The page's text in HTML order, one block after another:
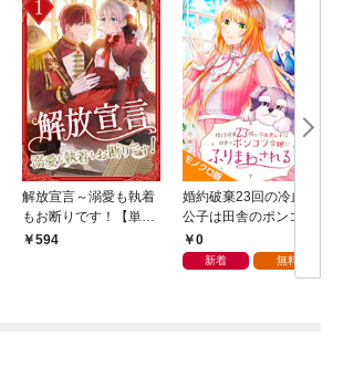
解放宣言～溺愛も執着
もお断りです！【単行
本版】 1巻
594
婚約破棄23回の冷血貴
公子は田舎のポンコツ
令嬢にふりまわされる
モノクロ版 第1話
0
新着 無料